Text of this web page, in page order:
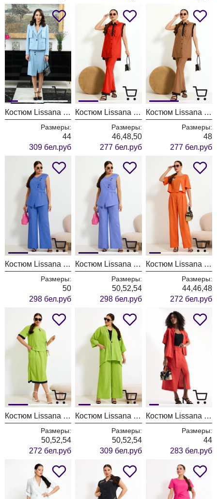
Костюм Lissana 4948
Размеры:
44
309 бел.руб
Костюм Lissana 4925/1
Размеры:
46,48,50
277 бел.руб
Костюм Lissana 4925
Размеры:
48
277 бел.руб
Костюм Lissana 4924 синий
Размеры:
50
298 бел.руб
Костюм Lissana 4924 лаванда
Размеры:
50,52,54
298 бел.руб
Костюм Lissana 4923
Размеры:
44,46,48
272 бел.руб
Костюм Lissana 4921
Размеры:
50,52,54
272 бел.руб
Костюм Lissana 4905
Размеры:
50,52,54
309 бел.руб
Костюм Lissana 4916
Размеры:
44
283 бел.руб